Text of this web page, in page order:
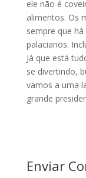
ele não é
alimentos. Os
sempre que
palacianos.
Já que está
se divertindo,
vamos a uma
grande
Enviar